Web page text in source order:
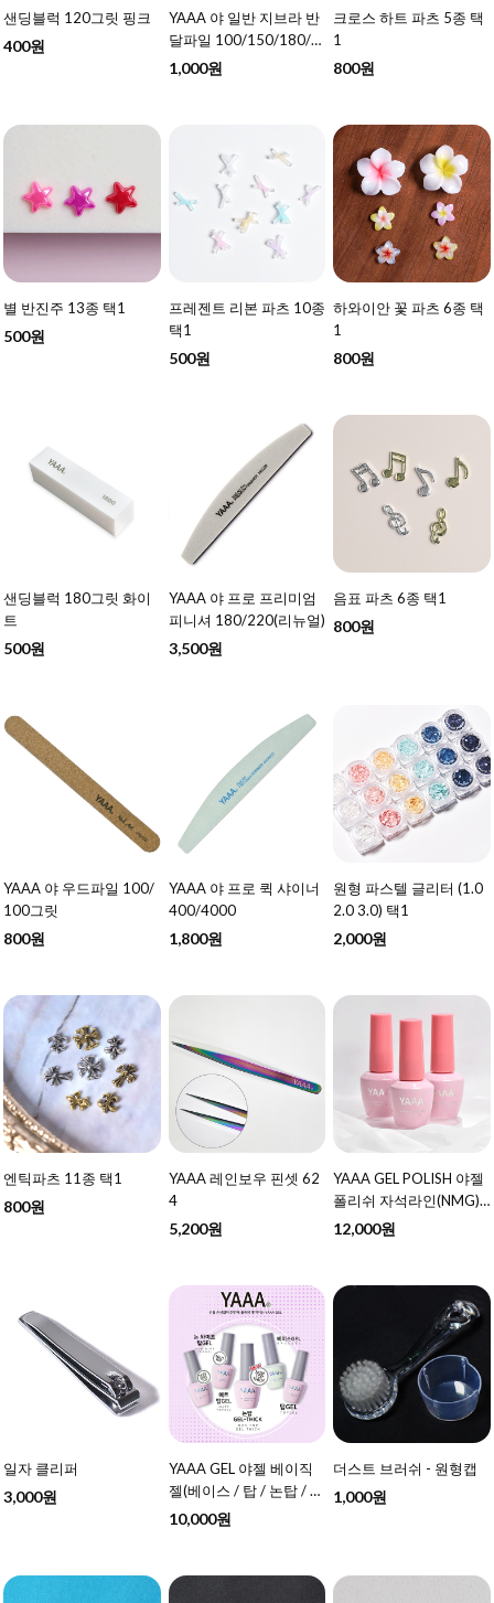
샌딩블럭 120그릿 핑크
400원
YAAA 야 일반 지브라 반
달파일 100/150/180/2
40 택1
1,000원
크로스 하트 파츠 5종 택
1
800원
별 반진주 13종 택1
500원
프레젠트 리본 파츠 10종
택1
500원
하와이안 꽃 파츠 6종 택
1
800원
샌딩블럭 180그릿 화이
트
500원
YAAA 야 프로 프리미엄
피니셔 180/220(리뉴얼)
3,500원
음표 파츠 6종 택1
800원
YAAA 야 우드파일 100/
100그릿
800원
YAAA 야 프로 퀵 샤이너
400/4000
1,800원
원형 파스텔 글리터 (1.0
2.0 3.0) 택1
2,000원
엔틱파츠 11종 택1
800원
YAAA 레인보우 핀셋 62
4
5,200원
YAAA GEL POLISH 야젤
폴리쉬 자석라인(NMG)
10ml 57종 택1 - 여름 신
12,000원
일자 클리퍼
3,000원
YAAA GEL 야젤 베이직
젤(베이스 / 탑 / 논탑 / 매
트탑 / 논탑THICK ) 10ml
10,000원
더스트 브러쉬 - 원형캡
1,000원